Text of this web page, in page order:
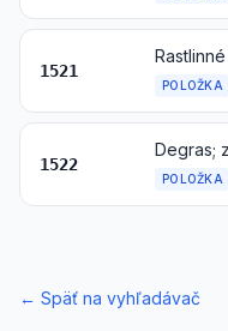
1521
POLOŽKA
1522
POLOŽKA
← Späť na vyhľadávač